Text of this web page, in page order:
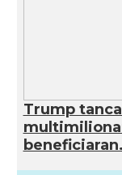
Trump
beneficiaran.